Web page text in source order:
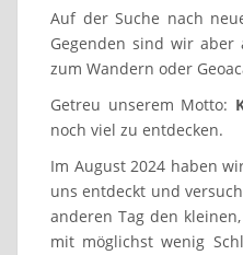
Auf der Suche nach
Gegenden sind wir
zum Wandern oder
Getreu unserem Motto:
noch viel zu entdecken.
Im August 2024 haben
uns entdeckt und
anderen Tag den
mit möglichst wenig